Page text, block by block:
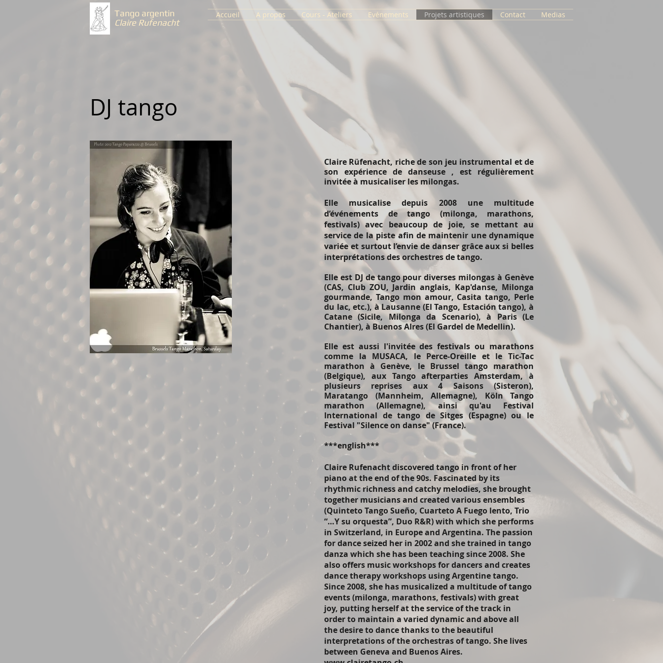
Tango argentin
Claire Rufenacht
Accueil A propos Cours - Ateliers Evénements Projets artistiques Contact Medias
DJ tango
Claire Rüfenacht, riche de son jeu instrumental et de
son expérience de danseuse , est régulièrement
invitée à musicaliser les milongas.
Elle musicalise depuis 2008 une multitude
d’événements de tango (milonga, marathons,
festivals) avec beaucoup de joie, se mettant au
service de la piste afin de maintenir une dynamique
variée et surtout l’envie de danser grâce aux si belles
interprétations des orchestres de tango.
Elle est DJ de tango pour diverses milongas à Genève
(CAS, Club ZOU, Jardin anglais, Kap'danse, Milonga
gourmande, Tango mon amour, Casita tango, Perle
du lac, etc.), à Lausanne (El Tango, Estación tango), à
Catane (Sicile, Milonga da Scenario), à Paris (Le
Chantier), à Buenos AIres (El Gardel de Medellin).
Elle est aussi l'invitée des festivals ou marathons
comme la MUSACA, le Perce-Oreille et le Tic-Tac
marathon à Genève, le Brussel tango marathon
(Belgique), aux Tango afterparties Amsterdam, à
plusieurs reprises aux 4 Saisons (Sisteron),
Maratango (Mannheim, Allemagne), Köln Tango
marathon (Allemagne), ainsi qu'au Festival
International de tango de Sitges (Espagne) ou le
Festival "Silence on danse" (France).
***english***
Claire Rufenacht discovered tango in front of her
piano at the end of the 90s. Fascinated by its
rhythmic richness and catchy melodies, she brought
together musicians and created various ensembles
(Quinteto Tango Sueño, Cuarteto A Fuego lento, Trio
“…Y su orquesta”, Duo R&R) with which she performs
in Switzerland, in Europe and Argentina. The passion
for dance seized her in 2002 and she trained in tango
danza which she has been teaching since 2008. She
also offers music workshops for dancers and creates
dance therapy workshops using Argentine tango.
Since 2008, she has musicalized a multitude of tango
events (milonga, marathons, festivals) with great
joy, putting herself at the service of the track in
order to maintain a varied dynamic and above all
the desire to dance thanks to the beautiful
interpretations of the orchestras of tango. She lives
between Geneva and Buenos Aires.